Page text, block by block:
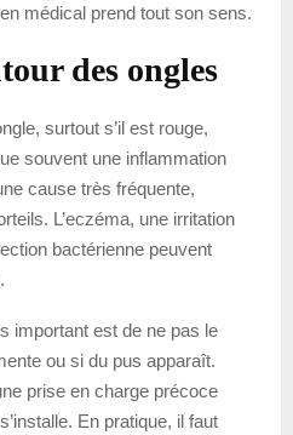
médical prend tout son sens.
des ongles
surtout s’il est rouge,
souvent une inflammation
cause très fréquente,
L’eczéma, une irritation
bactérienne peuvent
important est de ne pas le
ou si du pus apparaît.
prise en charge précoce
En pratique, il faut